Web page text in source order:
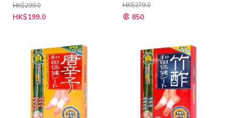
HK$299.0
特
殊
HK$199.0
HK$279.0
特
殊 850